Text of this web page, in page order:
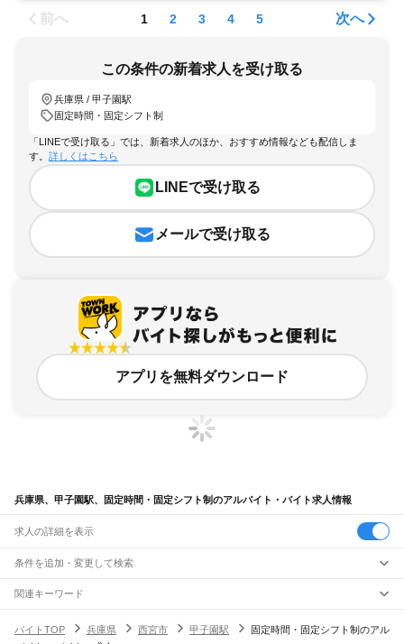
前へ 1 2 3 4 5 次へ
この条件の新着求人を受け取る
兵庫県 / 甲子園駅
固定時間・固定シフト制
「LINEで受け取る」では、新着求人のほか、おすすめ情報なども配信しま
す。 詳しくはこちら
LINEで受け取る
メールで受け取る
アプリを無料ダウンロード
兵庫県、甲子園駅、固定時間・固定シフト制のアルバイト・バイト求人情報
求人の詳細を表示
条件を追加・変更して検索
市区町村を追加・変更
兵庫県すべて
駅を追加・変更
関連キーワード
バイトTOP
兵庫県 西宮市 甲子園駅
固定時間・固定シフト制のアル